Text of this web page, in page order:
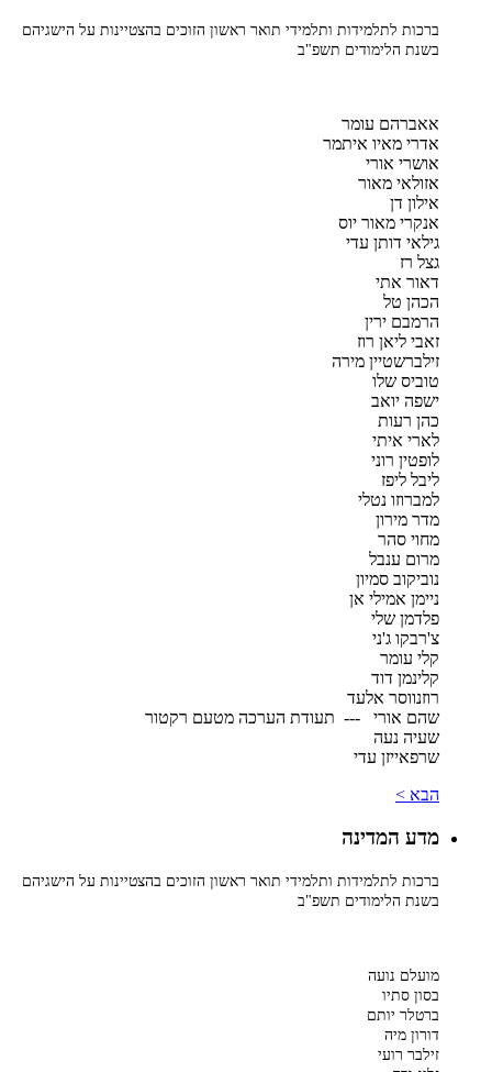
ברכות לתלמידות ותלמידי תואר ראשון הזוכים בהצטיינות על הישגיהם
בשנת הלימודים תשפ"ב
אאברהם עומר
אדרי מאיו איתמר
אושרי אורי
אזולאי מאור
אילון דן
אנקרי מאור יוס
גילאי דותן עדי
גצל רז
דאור אתי
הכהן טל
הרמבם ירין
זאבי ליאן רוז
זילברשטיין מירה
טוביס שלו
ישפה יואב
כהן רעות
לארי איתי
לופטין רוני
ליבל ליפז
למברוזו נטלי
מדר מירון
מחוי סהר
מרום ענבל
נוביקוב סמיון
ניימן אמילי אן
פלדמן שלי
צ'רבקו ג'ני
קלי עומר
קלינמן דוד
רוזנווסר אלעד
שהם אורי --- תעודת הערכה מטעם רקטור
שעיה נעה
שרפאייזן עדי
הבא >
מדע המדינה
ברכות לתלמידות ותלמידי תואר ראשון הזוכים בהצטיינות על הישגיהם
בשנת הלימודים תשפ"ב
​מועלם נועה
בסון סתיו
ברטלר יותם
דורון מיה
זילבר רועי